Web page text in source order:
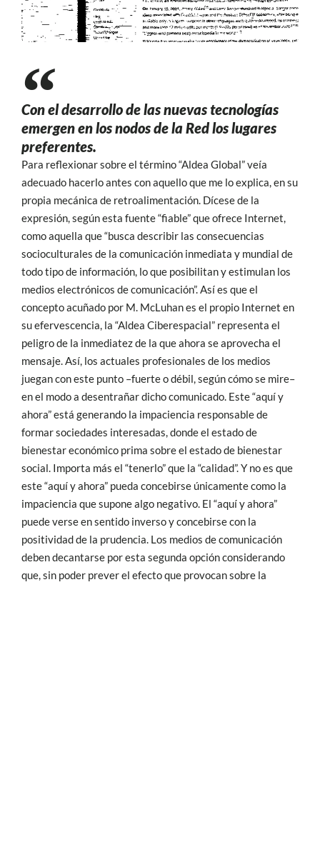
Con el desarrollo de las nuevas tecnologías
emergen en los nodos de la Red los lugares
preferentes.
Para reflexionar sobre el término “Aldea Global” veía
adecuado hacerlo antes con aquello que me lo explica, en su
propia mecánica de retroalimentación. Dícese de la
expresión, según esta fuente “fiable” que ofrece Internet,
como aquella que “busca describir las consecuencias
socioculturales de la comunicación inmediata y mundial de
todo tipo de información, lo que posibilitan y estimulan los
medios electrónicos de comunicación”. Así es que el
concepto acuñado por M. McLuhan es el propio Internet en
su efervescencia, la “Aldea Ciberespacial” representa el
peligro de la inmediatez de la que ahora se aprovecha el
mensaje. Así, los actuales profesionales de los medios
juegan con este punto –fuerte o débil, según cómo se mire–
en el modo a desentrañar dicho comunicado. Este “aquí y
ahora” está generando la impaciencia responsable de
formar sociedades interesadas, donde el estado de
bienestar económico prima sobre el estado de bienestar
social. Importa más el “tenerlo” que la “calidad”. Y no es que
este “aquí y ahora” pueda concebirse únicamente como la
impaciencia que supone algo negativo. El “aquí y ahora”
puede verse en sentido inverso y concebirse con la
positividad de la prudencia. Los medios de comunicación
deben decantarse por esta segunda opción considerando
que, sin poder prever el efecto que provocan sobre la